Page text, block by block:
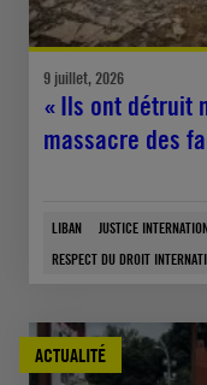
9 juillet, 2026
« Ils ont détruit
massacre des
LIBAN
JUSTICE
RESPECT DU DROIT
ACTUALITÉ